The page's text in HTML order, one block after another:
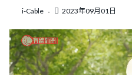
i-Cable 2023年09月01日